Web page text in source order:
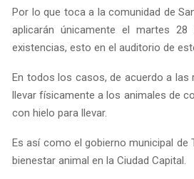
Por lo que toca a la comunidad de
aplicarán únicamente el martes
existencias, esto en el auditorio de
En todos los casos, de acuerdo a las
llevar físicamente a los animales de
con hielo para llevar.
Es así como el gobierno municipal
bienestar animal en la Ciudad Capital.